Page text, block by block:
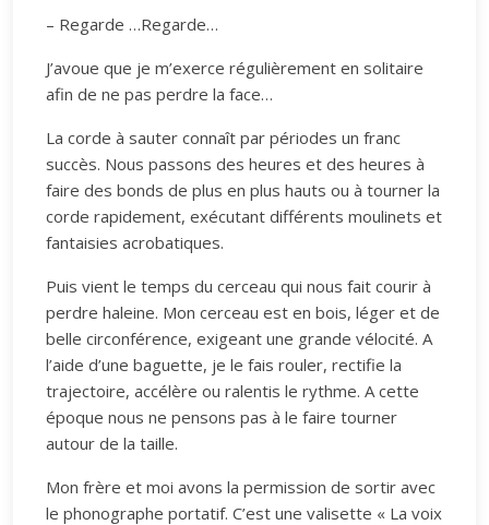
– Regarde …Regarde…
J’avoue que je m’exerce régulièrement en solitaire
afin de ne pas perdre la face…
La corde à sauter connaît par périodes un franc
succès. Nous passons des heures et des heures à
faire des bonds de plus en plus hauts ou à tourner la
corde rapidement, exécutant différents moulinets et
fantaisies acrobatiques.
Puis vient le temps du cerceau qui nous fait courir à
perdre haleine. Mon cerceau est en bois, léger et de
belle circonférence, exigeant une grande vélocité. A
l’aide d’une baguette, je le fais rouler, rectifie la
trajectoire, accélère ou ralentis le rythme. A cette
époque nous ne pensons pas à le faire tourner
autour de la taille.
Mon frère et moi avons la permission de sortir avec
le phonographe portatif. C’est une valisette « La voix